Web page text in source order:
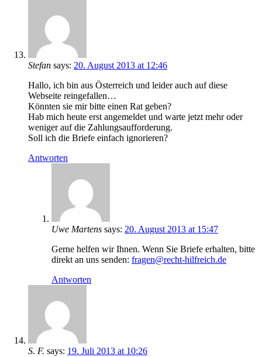
Stefan says: 20. August 2013 at 12:46
Hallo, ich bin aus Österreich und leider auch auf diese
Webseite reingefallen…
Könnten sie mir bitte einen Rat geben?
Hab mich heute erst angemeldet und warte jetzt mehr oder
weniger auf die Zahlungsaufforderung.
Soll ich die Briefe einfach ignorieren?
Antworten
Uwe Martens says: 20. August 2013 at 15:47
Gerne helfen wir Ihnen. Wenn Sie Briefe erhalten, bitte
direkt an uns senden: fragen@recht-hilfreich.de
Antworten
S. F. says: 19. Juli 2013 at 10:26